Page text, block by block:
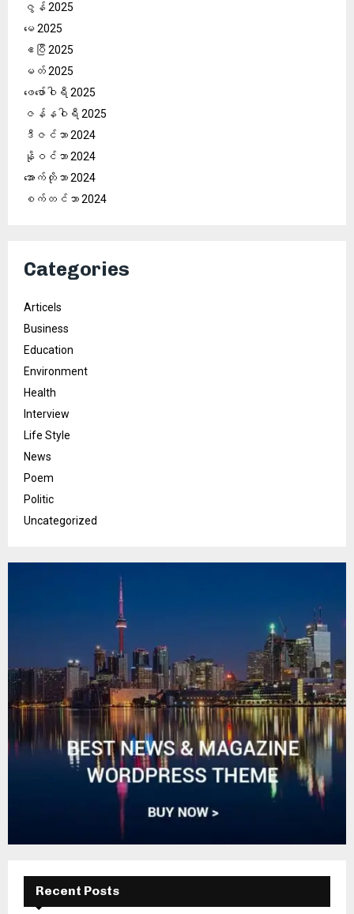
ဇွန် 2025
မေ 2025
ဧပြီ 2025
မတ် 2025
ဖေ‌ဖော်ဝါရီ 2025
ဇန်နဝါရီ 2025
ဒီဇင်ဘာ 2024
နိုဝင်ဘာ 2024
အောက်တိုဘာ 2024
စက်တင်ဘာ 2024
Categories
Articels
Business
Education
Environment
Health
Interview
Life Style
News
Poem
Politic
Uncategorized
Recent Posts